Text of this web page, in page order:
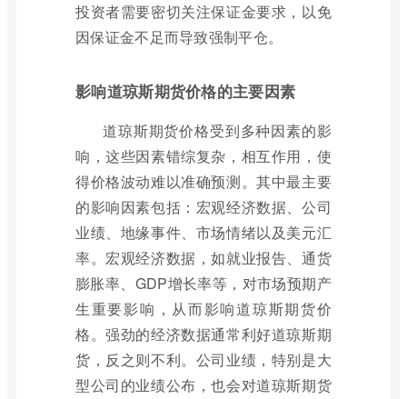
投资者需要密切关注保证金要求，以免
因保证金不足而导致强制平仓。
影响道琼斯期货价格的主要因素
道琼斯期货价格受到多种因素的影
响，这些因素错综复杂，相互作用，使
得价格波动难以准确预测。其中最主要
的影响因素包括：宏观经济数据、公司
业绩、地缘事件、市场情绪以及美元汇
率。宏观经济数据，如就业报告、通货
膨胀率、GDP增长率等，对市场预期产
生重要影响，从而影响道琼斯期货价
格。强劲的经济数据通常利好道琼斯期
货，反之则不利。公司业绩，特别是大
型公司的业绩公布，也会对道琼斯期货